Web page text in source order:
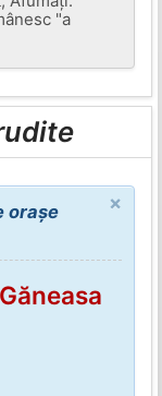
"a
×
orașe